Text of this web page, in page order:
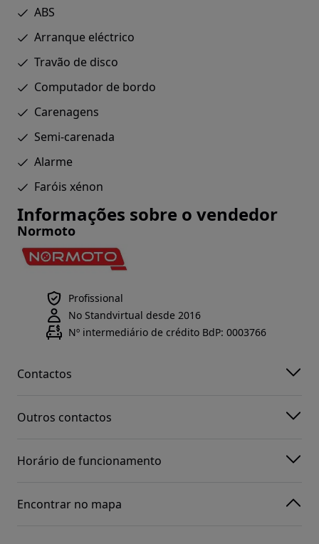
ABS
Arranque eléctrico
Travão de disco
Computador de bordo
Carenagens
Semi-carenada
Alarme
Faróis xénon
Informações sobre o vendedor
Normoto
Profissional
No Standvirtual desde 2016
Nº intermediário de crédito BdP: 0003766
Contactos
Outros contactos
Horário de funcionamento
Encontrar no mapa